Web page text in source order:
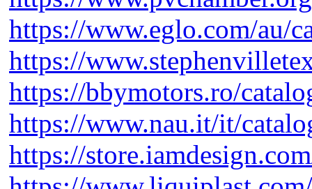
https://www.eglo.com/au/
https://
https://bbymotors.ro/
https://www.nau.it/it/
https://